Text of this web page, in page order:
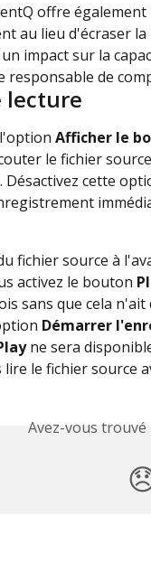
offre
au lieu d'écraser
impact sur la
responsable de
lecture
Afficher le
le fichier
Désactivez cette
fichier source à
activez le bouton
sans que cela
Démarrer
ne sera
lire le fichier source
Avez-vous